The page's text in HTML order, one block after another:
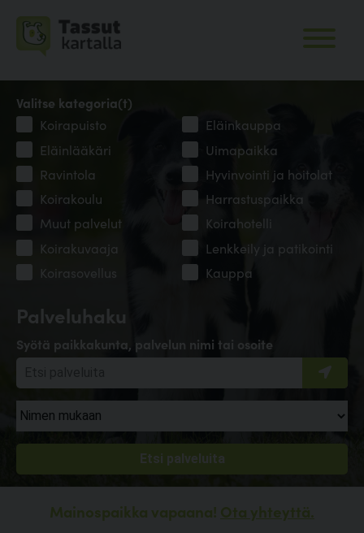
Palveluhaku
Syötä paikkakunta, palvelun nimi tai osoite
Valitse kategoria(t)
Koirapuisto
Eläinkauppa
Eläinlääkäri
Uimapaikka
Ravintola
Hyvinvointi ja hoitolat
Koirakoulu
Harrastuspaikka
Muut palvelut
Koirahotelli
Koirakuvaaja
Lenkkeily ja patikointi
Koirasovellus
Kauppa
Mainospaikka vapaana! Ota yhteyttä.